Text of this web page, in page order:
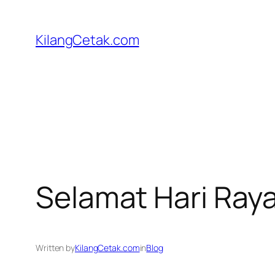
content
KilangCetak.com
Selamat Hari
Written byKilangCetak.cominBlog